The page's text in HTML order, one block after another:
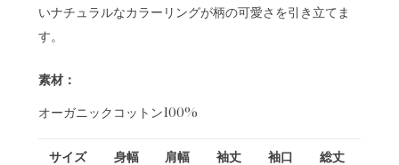
いナチュラルなカラーリングが柄の可愛さを引き立てま
す。
素材：
オーガニックコットン100%
サイズ 身幅 肩幅 袖丈 袖口 総丈